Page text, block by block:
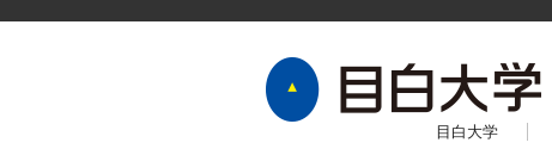
目白大学